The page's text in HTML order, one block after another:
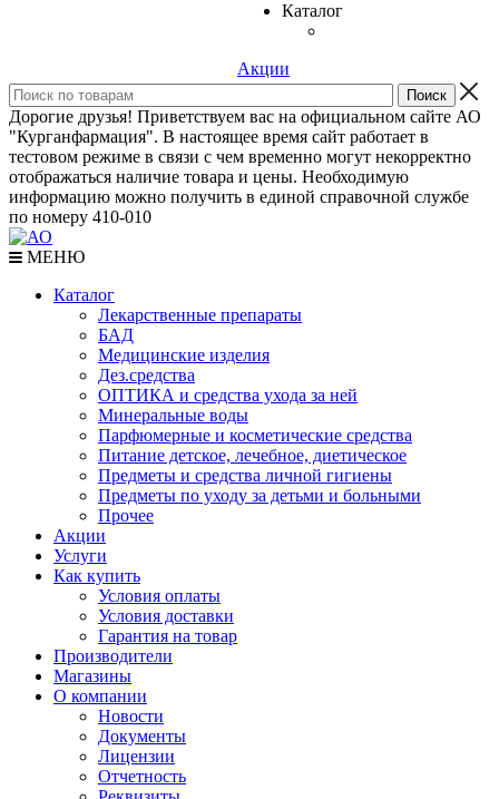
Каталог
Акции
Дорогие друзья! Приветствуем вас на официальном сайте АО
"Курганфармация". В настоящее время сайт работает в
тестовом режиме в связи с чем временно могут некорректно
отображаться наличие товара и цены. Необходимую
информацию можно получить в единой справочной службе
по номеру 410-010
МЕНЮ
Каталог
Лекарственные препараты
БАД
Медицинские изделия
Дез.средства
ОПТИКА и средства ухода за ней
Минеральные воды
Парфюмерные и косметические средства
Питание детское, лечебное, диетическое
Предметы и средства личной гигиены
Предметы по уходу за детьми и больными
Прочее
Акции
Услуги
Как купить
Условия оплаты
Условия доставки
Гарантия на товар
Производители
Магазины
О компании
Новости
Документы
Лицензии
Отчетность